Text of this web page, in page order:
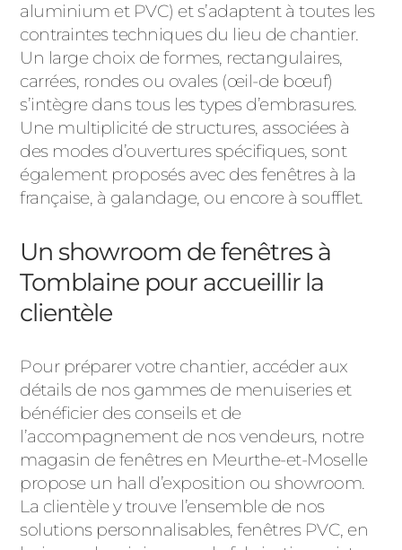
aluminium et PVC) et s’adaptent à toutes les
contraintes techniques du lieu de chantier.
Un large choix de formes, rectangulaires,
carrées, rondes ou ovales (œil-de bœuf)
s’intègre dans tous les types d’embrasures.
Une multiplicité de structures, associées à
des modes d’ouvertures spécifiques, sont
également proposés avec des fenêtres à la
française, à galandage, ou encore à soufflet.
Un showroom de fenêtres à
Tomblaine pour accueillir la
clientèle
Pour préparer votre chantier, accéder aux
détails de nos gammes de menuiseries et
bénéficier des conseils et de
l’accompagnement de nos vendeurs, notre
magasin de fenêtres en Meurthe-et-Moselle
propose un hall d’exposition ou showroom.
La clientèle y trouve l’ensemble de nos
solutions personnalisables, fenêtres PVC, en